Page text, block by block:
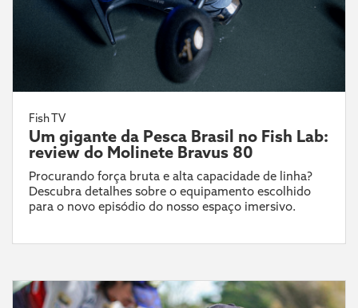
Fish TV
Um gigante da Pesca Brasil no Fish Lab:
review do Molinete Bravus 80
Procurando força bruta e alta capacidade de linha?
Descubra detalhes sobre o equipamento escolhido
para o novo episódio do nosso espaço imersivo.